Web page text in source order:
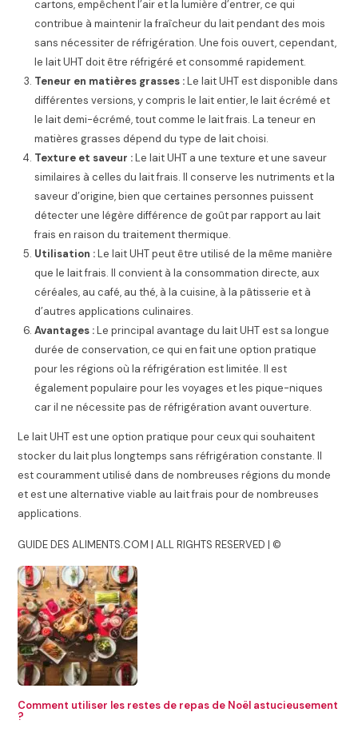
cartons, empêchent l’air et la lumière d’entrer, ce qui
contribue à maintenir la fraîcheur du lait pendant des mois
sans nécessiter de réfrigération. Une fois ouvert, cependant,
le lait UHT doit être réfrigéré et consommé rapidement.
Teneur en matières grasses :Le lait UHT est disponible dans
différentes versions, y compris le lait entier, le lait écrémé et
le lait demi-écrémé, tout comme le lait frais. La teneur en
matières grasses dépend du type de lait choisi.
Texture et saveur :Le lait UHT a une texture et une saveur
similaires à celles du lait frais. Il conserve les nutriments et la
saveur d’origine, bien que certaines personnes puissent
détecter une légère différence de goût par rapport au lait
frais en raison du traitement thermique.
Utilisation :Le lait UHT peut être utilisé de la même manière
que le lait frais. Il convient à la consommation directe, aux
céréales, au café, au thé, à la cuisine, à la pâtisserie et à
d’autres applications culinaires.
Avantages :Le principal avantage du lait UHT est sa longue
durée de conservation, ce qui en fait une option pratique
pour les régions où la réfrigération est limitée. Il est
également populaire pour les voyages et les pique-niques
car il ne nécessite pas de réfrigération avant ouverture.
Le lait UHT est une option pratique pour ceux qui souhaitent
stocker du lait plus longtemps sans réfrigération constante. Il
est couramment utilisé dans de nombreuses régions du monde
et est une alternative viable au lait frais pour de nombreuses
applications.
GUIDE DES ALIMENTS.COM | ALL RIGHTS RESERVED | ©
Comment utiliser les restes de repas de Noël astucieusement
?